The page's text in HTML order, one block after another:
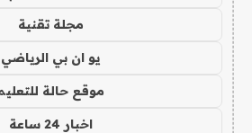
مجلة تقنية
يو ان بي الرياضي
موقع حالة
اخبار 24 ساعة